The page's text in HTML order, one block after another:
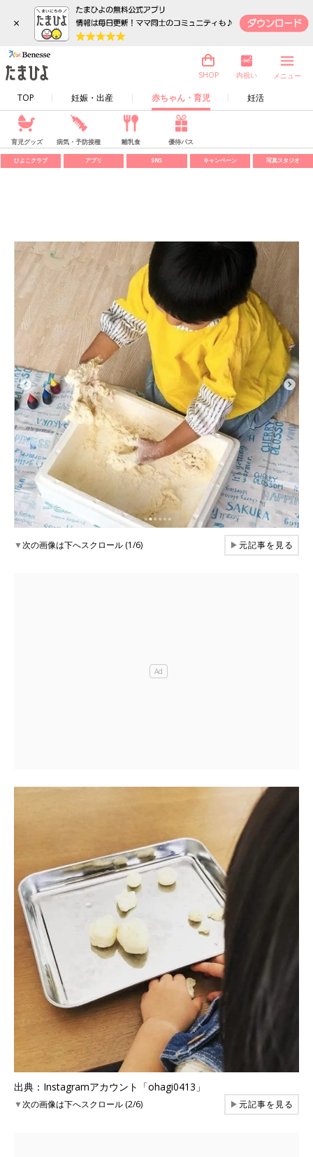
×
TOP 妊娠・出産 赤ちゃん・育児 妊活
SHOP 内祝い メニュー
育児グッズ 病気・予防接種 離乳食 優待パス
ひよこクラブ アプリ SNS キャンペーン 写真スタジオ
▼次の画像は下へスクロール (1/6) ▶元記事を見る
出典：Instagramアカウント「ohagi0413」
▼次の画像は下へスクロール (2/6) ▶元記事を見る